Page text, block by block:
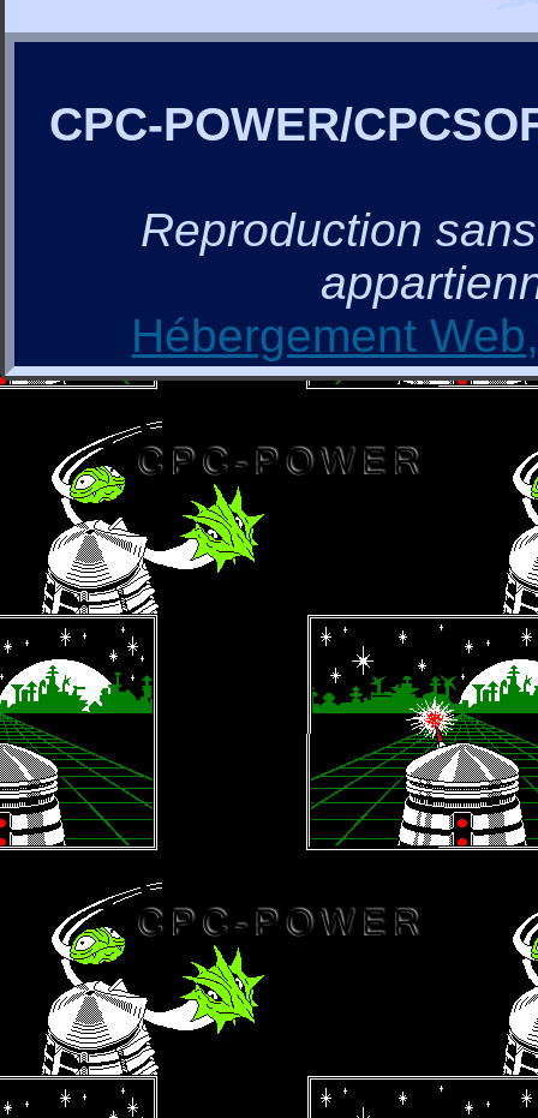
CPC-POWER/
Reproduction
Hébergement